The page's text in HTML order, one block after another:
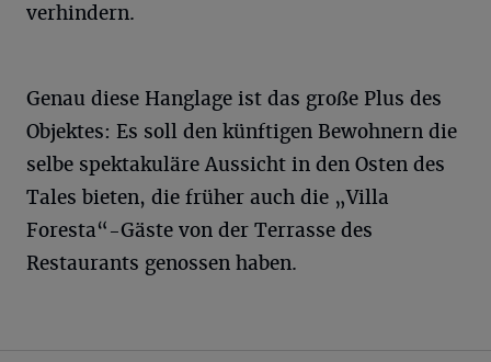
verhindern.
Genau diese Hanglage ist das große Plus des
Objektes: Es soll den künftigen Bewohnern die
selbe spektakuläre Aussicht in den Osten des
Tales bieten, die früher auch die „Villa
Foresta“-Gäste von der Terrasse des
Restaurants genossen haben.